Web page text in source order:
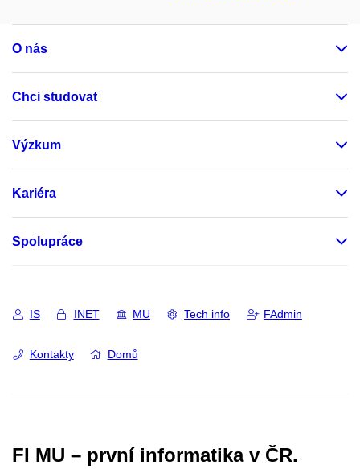
O nás
Chci studovat
Výzkum
Kariéra
Spolupráce
IS INET MU Tech info FAdmin
Kontakty Domů
FI MU – první informatika v ČR.